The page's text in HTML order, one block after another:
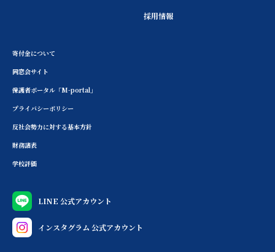
採用情報
寄付金について
同窓会サイト
保護者ポータル「M-portal」
プライバシーポリシー
反社会勢力に対する基本方針
財務諸表
学校評価
LINE 公式アカウント
インスタグラム 公式アカウント